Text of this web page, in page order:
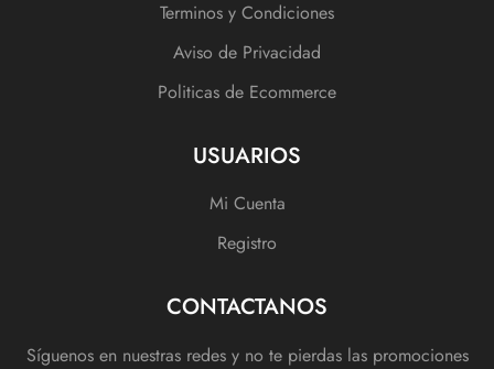
Terminos y Condiciones
Aviso de Privacidad
Politicas de Ecommerce
USUARIOS
Mi Cuenta
Registro
CONTACTANOS
Síguenos en nuestras redes y no te pierdas las promociones